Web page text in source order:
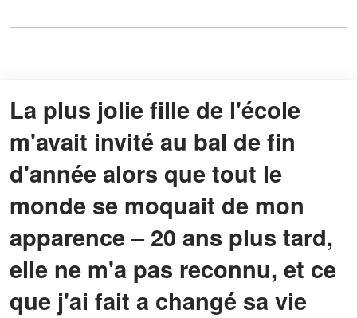
La plus jolie fille de l'école
m'avait invité au bal de fin
d'année alors que tout le
monde se moquait de mon
apparence – 20 ans plus tard,
elle ne m'a pas reconnu, et ce
que j'ai fait a changé sa vie